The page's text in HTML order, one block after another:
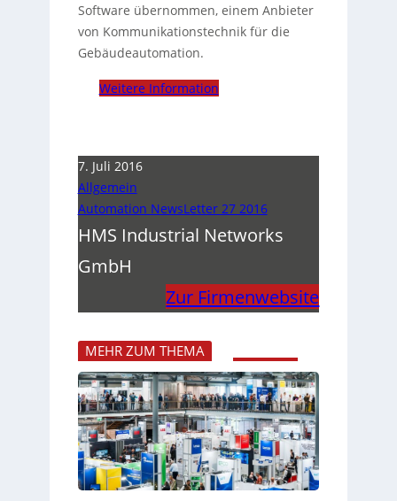
Software übernommen, einem Anbieter
von Kommunikationstechnik für die
Gebäudeautomation.
Weitere Information
7. Juli 2016
Allgemein
Automation NewsLetter 27 2016
HMS Industrial Networks
GmbH
Zur Firmenwebsite
MEHR ZUM THEMA